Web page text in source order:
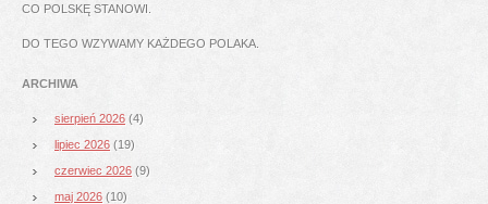
CO POLSKĘ STANOWI.
DO TEGO WZYWAMY KAŻDEGO POLAKA.
ARCHIWA
sierpień 2026 (4)
lipiec 2026 (19)
czerwiec 2026 (9)
maj 2026 (10)